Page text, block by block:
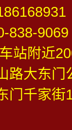
838-9069
站附近
路大东门
门千家街